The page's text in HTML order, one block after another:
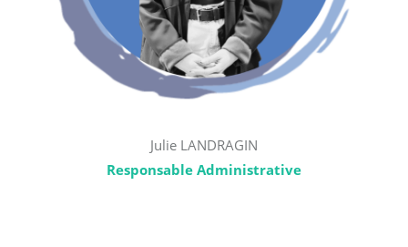
Julie LANDRAGIN
Responsable Administrative